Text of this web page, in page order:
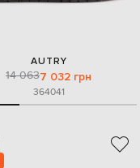
AUTRY
14 0637 032 грн
364041